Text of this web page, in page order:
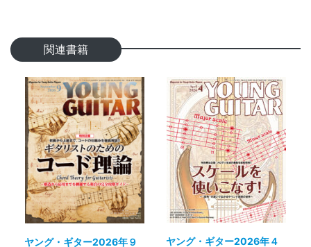
関連書籍
ヤング・ギター2026年９
ヤング・ギター2026年４